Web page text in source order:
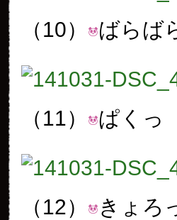
（10） ばらば
（11） ぱくっ
（12） きょろ